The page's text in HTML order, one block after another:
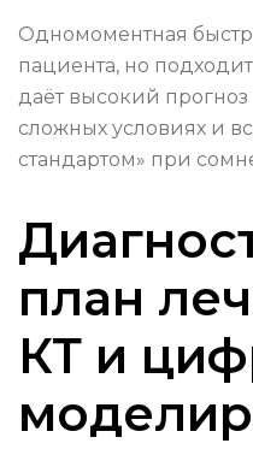
Одномоментная
пациента, но
даёт высокий
сложных условиях и
стандартом» при
план
КТ и